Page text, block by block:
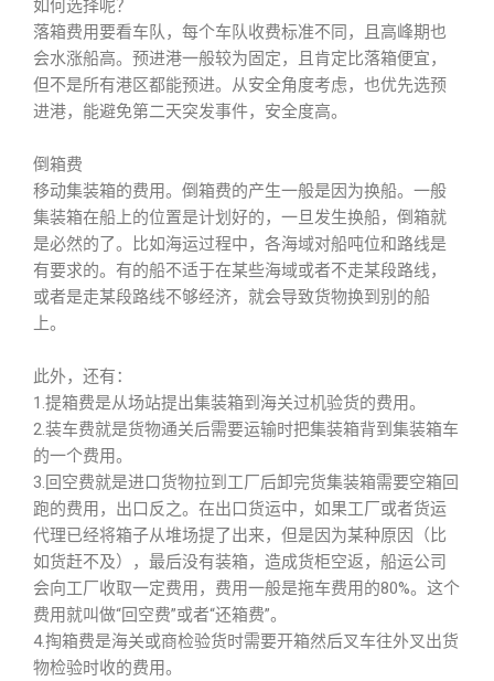
如何选择呢？
落箱费用要看车队，每个车队收费标准不同，且高峰期也
会水涨船高。预进港一般较为固定，且肯定比落箱便宜，
但不是所有港区都能预进。从安全角度考虑，也优先选预
进港，能避免第二天突发事件，安全度高。
倒箱费
移动集装箱的费用。倒箱费的产生一般是因为换船。一般
集装箱在船上的位置是计划好的，一旦发生换船，倒箱就
是必然的了。比如海运过程中，各海域对船吨位和路线是
有要求的。有的船不适于在某些海域或者不走某段路线，
或者是走某段路线不够经济，就会导致货物换到别的船
上。
此外，还有：
1.提箱费是从场站提出集装箱到海关过机验货的费用。
2.装车费就是货物通关后需要运输时把集装箱背到集装箱车
的一个费用。
3.回空费就是进口货物拉到工厂后卸完货集装箱需要空箱回
跑的费用，出口反之。在出口货运中，如果工厂或者货运
代理已经将箱子从堆场提了出来，但是因为某种原因（比
如货赶不及），最后没有装箱，造成货柜空返，船运公司
会向工厂收取一定费用，费用一般是拖车费用的80%。这个
费用就叫做“回空费”或者“还箱费”。
4.掏箱费是海关或商检验货时需要开箱然后叉车往外叉出货
物检验时收的费用。